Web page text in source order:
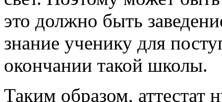
это должно быть
знание ученику для
окончании такой школы.
Таким образом, аттестат